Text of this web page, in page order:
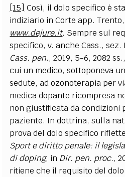
[15] Così, il dolo specifico è
indiziario in Corte app. Trento,
www.dejure.it. Sempre sul
specifico, v. anche Cass., sez.
Cass. pen., 2019, 5-6, 2082
cui un medico, sottoponeva
sedute, ad ozonoterapia per
medica dopante ricompresa
non giustificata da condizioni
paziente. In dottrina, sulla
prova del dolo specifico riflette
Sport e diritto penale: il
di doping, in Dir. pen. proc.,
ritiene che il requisito del